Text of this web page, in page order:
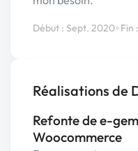
Début : Sept. 2020•Fin
Réalisations de
Refonte de e-
Woocommerce